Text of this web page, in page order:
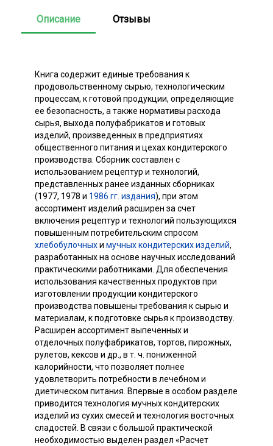
Описание Отзывы
Книга содержит единые требования к
продовольственному сырью, технологическим
процессам, к готовой продукции, определяющие
ее безопасность, а также нормативы расхода
сырья, выхода полуфабрикатов и готовых
изделий, произведенных в предприятиях
общественного питания и цехах кондитерского
производства. Сборник составлен с
использованием рецептур и технологий,
представленных ранее изданных сборниках
(1977, 1978 и 1986 гг. издания), при этом
ассортимент изделий расширен за счет
включения рецептур и технологий пользующихся
повышенным потребительским спросом
хлебобулочныхи мучных кондитерских изделий,
разработанных на основе научных исследований
практическими работниками. Для обеспечения
использования качественных продуктов при
изготовлении продукции кондитерского
производства повышены требования к сырью и
материалам, к подготовке сырья к производству.
Расширен ассортимент выпеченных и
отделочных полуфабрикатов, тортов, пирожных,
рулетов, кексов и др., в т. ч. пониженной
калорийности, что позволяет полнее
удовлетворить потребности в лечебном и
диетическом питания. Впервые в особом разделе
приводится технология мучных кондитерских
изделий из сухих смесей и технология восточных
сладостей. В связи с большой практической
необходимостью выделен раздел «Расчет